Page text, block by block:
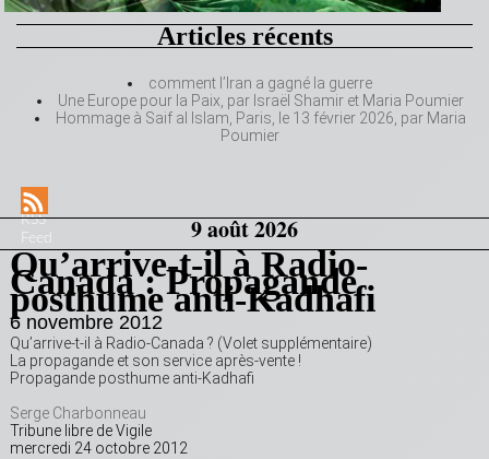
Articles récents
comment l’Iran a gagné la guerre
Une Europe pour la Paix, par Israël Shamir et Maria Poumier
Hommage à Saif al Islam, Paris, le 13 février 2026, par Maria
Poumier
RSS
Feed
9 août 2026
Qu’arrive-t-il à Radio-
Canada : Propagande
posthume anti-Kadhafi
6 novembre 2012
Qu’arrive-t-il à Radio-Canada ? (Volet supplémentaire)
La propagande et son service après-vente !
Propagande posthume anti-Kadhafi
Serge Charbonneau
Tribune libre de Vigile
mercredi 24 octobre 2012